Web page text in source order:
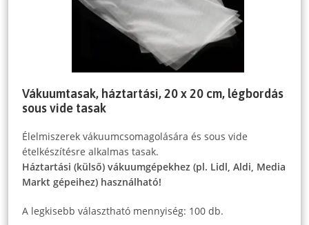
Vákuumtasak, háztartási, 20 x 20 cm, légbordás
sous vide tasak
Élelmiszerek vákuumcsomagolására és sous vide
ételkészítésre alkalmas tasak.
Háztartási (külső) vákuumgépekhez (pl. Lidl, Aldi, Media
Markt gépeihez) használható!
A legkisebb választható mennyiség: 100 db.